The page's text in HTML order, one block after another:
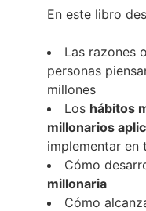
En este libro
Las razones
personas
millones
Los hábitos
millonarios
implementar en
Cómo
millonaria
Cómo